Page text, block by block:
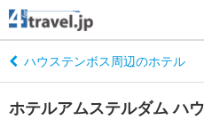
ハウステンボス周辺のホテル
ホテルアムステルダム ハ